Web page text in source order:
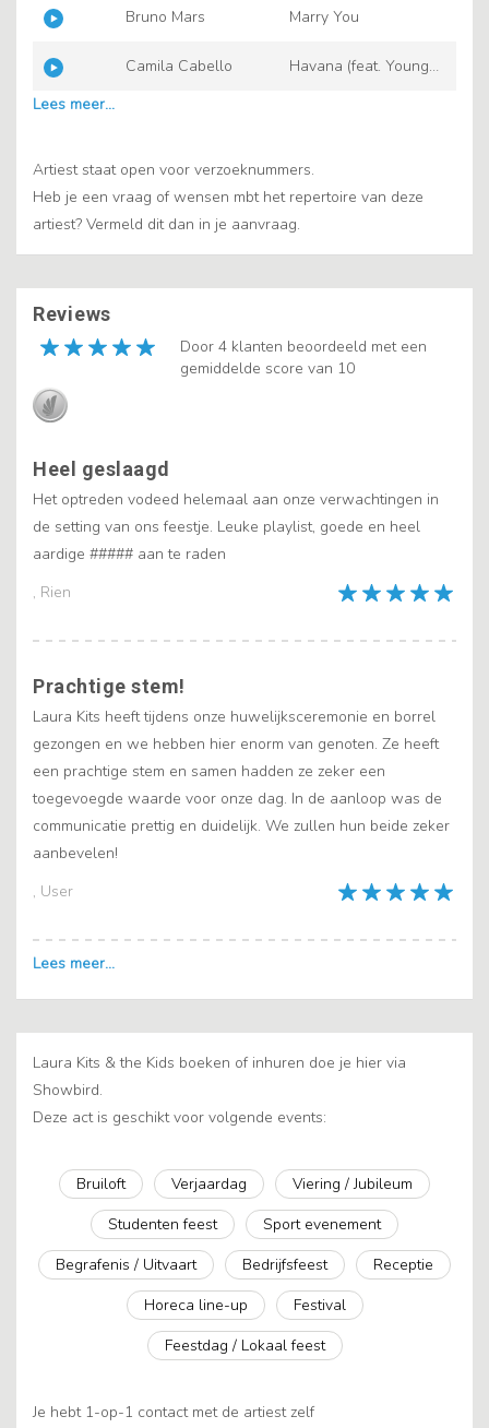
Bruno Mars Marry You
Camila Cabello
Havana (feat. Young
Artiest staat open voor verzoeknummers.
Heb je een vraag of wensen mbt het repertoire van deze
artiest? Vermeld dit dan in je aanvraag.
Reviews
Door 4 klanten beoordeeld met een
gemiddelde score van 10
, Rien
Heel geslaagd
Het optreden vodeed helemaal aan onze verwachtingen in
de setting van ons feestje. Leuke playlist, goede en heel
aardige ##### aan te raden
, User
Prachtige stem!
Laura Kits heeft tijdens onze huwelijksceremonie en borrel
gezongen en we hebben hier enorm van genoten. Ze heeft
een prachtige stem en samen hadden ze zeker een
toegevoegde waarde voor onze dag. In de aanloop was de
communicatie prettig en duidelijk. We zullen hun beide zeker
aanbevelen!
Laura Kits & the Kids boeken of inhuren doe je hier via
Showbird.
Deze act is geschikt voor volgende events:
Bruiloft Verjaardag
Viering / Jubileum
Studenten feest
Sport evenement
Begrafenis / Uitvaart
Bedrijfsfeest
Receptie
Horeca line-up
Festival
Feestdag / Lokaal feest
Je hebt 1-op-1 contact met de artiest zelf